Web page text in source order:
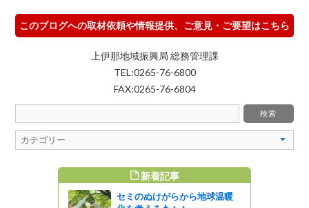
このブログへの取材依頼や情報提供、ご意見・ご要望はこちら
上伊那地域振興局 総務管理課
TEL:0265-76-6800
FAX:0265-76-6804
新着記事
セミのぬけがらから地球温暖